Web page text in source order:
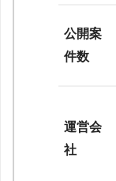
公開案
件数
運営会
社